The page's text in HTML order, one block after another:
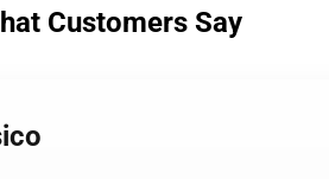
Customers Say